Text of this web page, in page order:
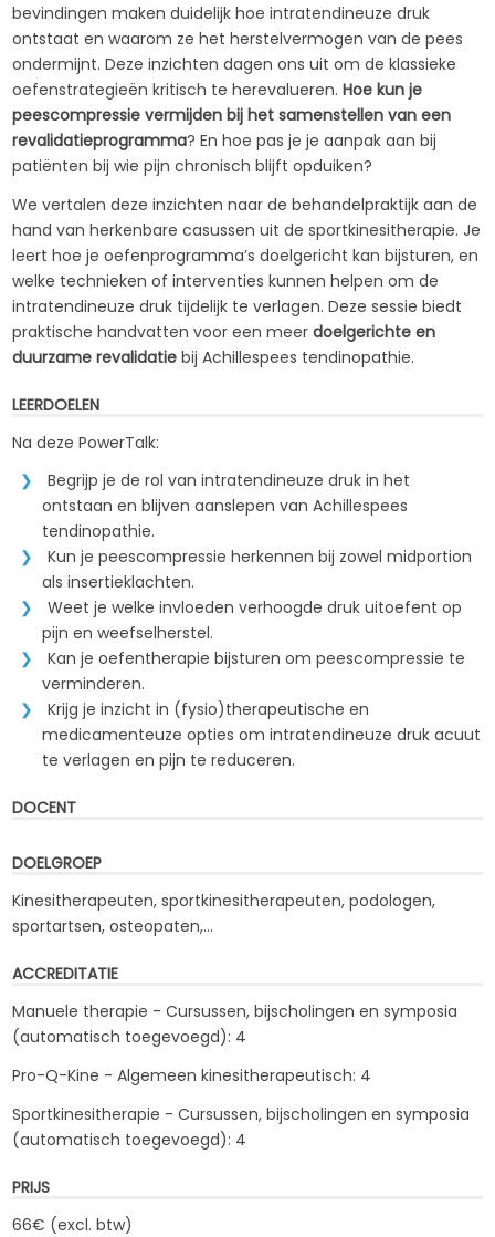
bevindingen maken duidelijk hoe intratendineuze druk
ontstaat en waarom ze het herstelvermogen van de pees
ondermijnt. Deze inzichten dagen ons uit om de klassieke
oefenstrategieën kritisch te herevalueren.Hoe kun je
peescompressie vermijden bij het samenstellen van een
revalidatieprogramma? En hoe pas je je aanpak aan bij
patiënten bij wie pijn chronisch blijft opduiken?
We vertalen deze inzichten naar de behandelpraktijk aan de
hand van herkenbare casussen uit de sportkinesitherapie. Je
leert hoe je oefenprogramma’s doelgericht kan bijsturen, en
welke technieken of interventies kunnen helpen om de
intratendineuze druk tijdelijk te verlagen. Deze sessie biedt
praktische handvatten voor een meerdoelgerichte en
duurzame revalidatie bij Achillespees tendinopathie.
LEERDOELEN
Na deze PowerTalk:
Begrijp je de rol van intratendineuze druk in het
ontstaan en blijven aanslepen van Achillespees
tendinopathie.
Kun je peescompressie herkennen bij zowel midportion
als insertieklachten.
Weet je welke invloeden verhoogde druk uitoefent op
pijn en weefselherstel.
Kan je oefentherapie bijsturen om peescompressie te
verminderen.
Krijg je inzicht in (fysio)therapeutische en
medicamenteuze opties om intratendineuze druk acuut
te verlagen en pijn te reduceren.
DOCENT
DOELGROEP
Kinesitherapeuten, sportkinesitherapeuten, podologen,
sportartsen, osteopaten,...
ACCREDITATIE
Manuele therapie - Cursussen, bijscholingen en symposia
(automatisch toegevoegd): 4
Pro-Q-Kine - Algemeen kinesitherapeutisch: 4
Sportkinesitherapie - Cursussen, bijscholingen en symposia
(automatisch toegevoegd): 4
PRIJS
66€ (excl. btw)